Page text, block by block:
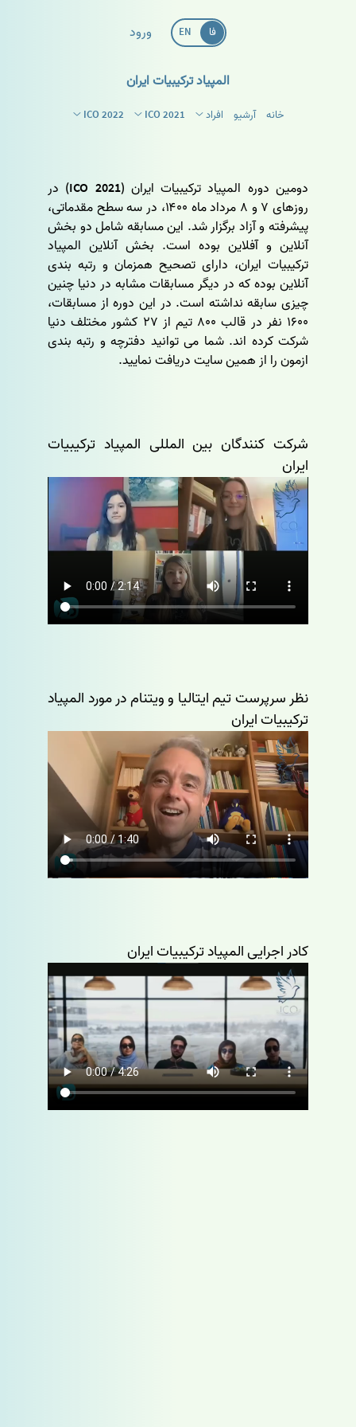
خانه آرشیو افراد ICO 2021
ICO 2022
المپیاد ترکیبیات ایران
فا EN ورود
دومین دوره المپیاد ترکیبیات ایران (ICO 2021) در
روزهای ۷ و ۸ مرداد ماه ۱۴۰۰، در سه سطح مقدماتی،
پیشرفته و آزاد برگزار شد. این مسابقه شامل دو بخش
آنلاین و آفلاین بوده است. بخش آنلاین المپیاد
ترکیبیات ایران، دارای تصحیح همزمان و رتبه بندی
آنلاین بوده که در دیگر مسابقات مشابه در دنیا چنین
چیزی سابقه نداشته است. در این دوره از مسابقات،
۱۶۰۰ نفر در قالب ۸۰۰ تیم از ۲۷ کشور مختلف دنیا
شرکت کرده اند. شما می توانید دفترچه و رتبه بندی
ازمون را از همین سایت دریافت نمایید.
شرکت کنندگان بین المللی المپیاد ترکیبیات
ایران
نظر سرپرست تیم ایتالیا و ویتنام در مورد المپیاد
ترکیبیات ایران
کادر اجرایی المپیاد ترکیبیات ایران